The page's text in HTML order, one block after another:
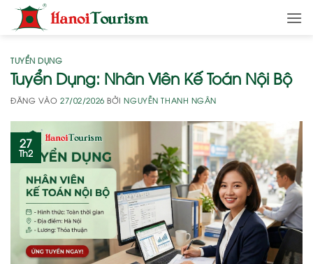
qua
dung
TUYỂN DỤNG
Tuyển Dụng: Nhân Viên Kế Toán Nội Bộ
ĐĂNG VÀO27/02/2026 BỞINGUYỄN THANH NGÂN
27
Th2